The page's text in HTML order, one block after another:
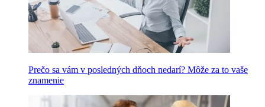
Prečo sa vám v posledných dňoch nedarí? Môže za to vaše
znamenie